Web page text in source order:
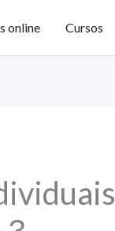
online Cursos